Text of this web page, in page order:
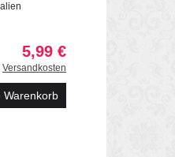
5,99 €
Versandkosten
Warenkorb